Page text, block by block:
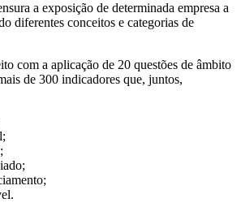
a exposição de determinada empresa a
diferentes conceitos e categorias de
com a aplicação de 20 questões de âmbito
de 300 indicadores que, juntos,